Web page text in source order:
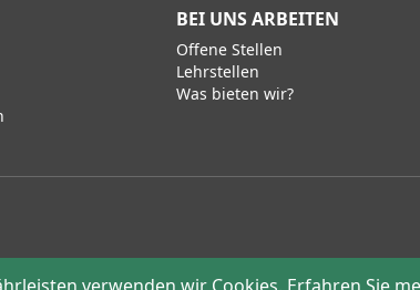
BEI UNS ARBEITEN
Offene Stellen
Lehrstellen
Was bieten wir?